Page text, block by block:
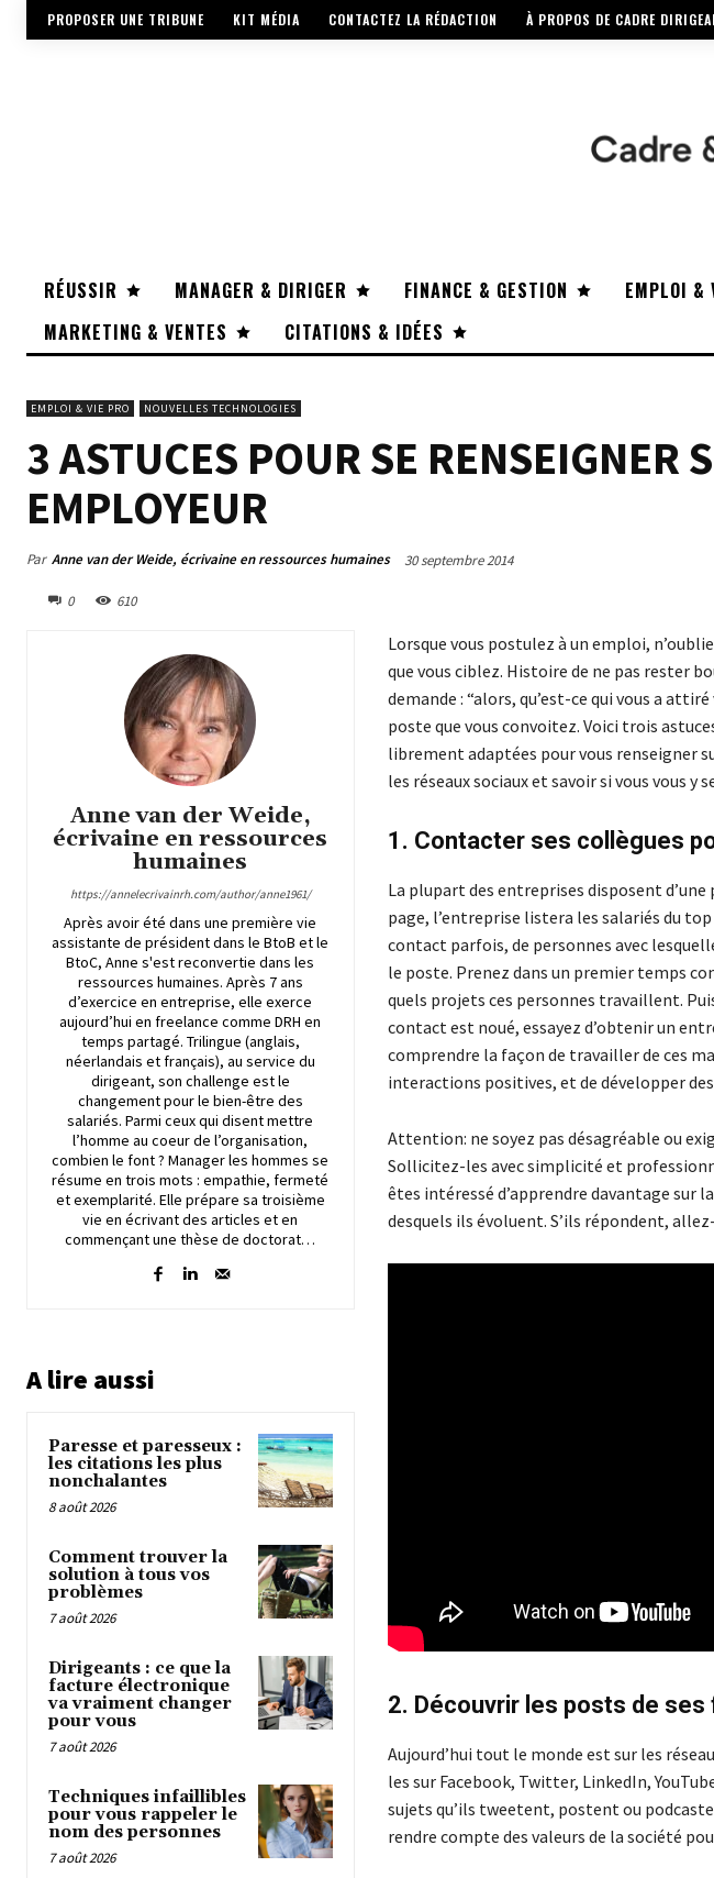
PROPOSER UNE TRIBUNE KIT MÉDIA CONTACTEZ LA RÉDACTION À PROPOS DE CADRE
RÉUSSIR MANAGER & DIRIGER FINANCE & GESTION EMPLOI &
MARKETING & VENTES
CITATIONS & IDÉES
EMPLOI & VIE PRO NOUVELLES TECHNOLOGIES
3 ASTUCES POUR SE RENSEIGNER
EMPLOYEUR
Par Anne van der Weide, écrivaine en ressources humaines 30 septembre 2014
0 610
Anne van der Weide,
écrivaine en ressources
humaines
https://annelecrivainrh.com/author/anne1961/
Après avoir été dans une première vie
assistante de président dans le BtoB et le
BtoC, Anne s'est reconvertie dans les
ressources humaines. Après 7 ans
d’exercice en entreprise, elle exerce
aujourd’hui en freelance comme DRH en
temps partagé. Trilingue (anglais,
néerlandais et français), au service du
dirigeant, son challenge est le
changement pour le bien-être des
salariés. Parmi ceux qui disent mettre
l’homme au coeur de l’organisation,
combien le font ? Manager les hommes se
résume en trois mots : empathie, fermeté
et exemplarité. Elle prépare sa troisième
vie en écrivant des articles et en
commençant une thèse de doctorat…
A lire aussi
Paresse et paresseux :
les citations les plus
nonchalantes
8 août 2026
Comment trouver la
solution à tous vos
problèmes
7 août 2026
Dirigeants : ce que la
facture électronique
va vraiment changer
pour vous
7 août 2026
Techniques infaillibles
pour vous rappeler le
nom des personnes
7 août 2026
Lorsque vous postulez à un emploi,
que vous ciblez. Histoire de ne pas rester
demande : “alors, qu’est-ce qui vous a
poste que vous convoitez. Voici trois
librement adaptées pour vous
les réseaux sociaux et savoir si vous vous y
1. Contacter ses collègues
La plupart des entreprises disposent
page, l’entreprise listera les salariés du
contact parfois, de personnes avec
le poste. Prenez dans un premier temps
quels projets ces personnes travaillent.
contact est noué, essayez d’obtenir un
comprendre la façon de travailler de ces
interactions positives, et de développer
Attention: ne soyez pas désagréable ou
Sollicitez-les avec simplicité et
êtes intéressé d’apprendre davantage sur
desquels ils évoluent. S’ils répondent,
2. Découvrir les posts de
Aujourd’hui tout le monde est sur les
les sur Facebook, Twitter, LinkedIn,
sujets qu’ils tweetent, postent ou
rendre compte des valeurs de la société